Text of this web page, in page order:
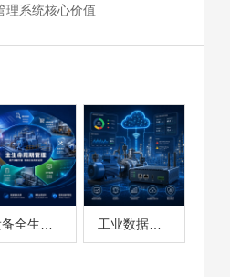
理系统核心价值
工业数据采集与设备监控案例